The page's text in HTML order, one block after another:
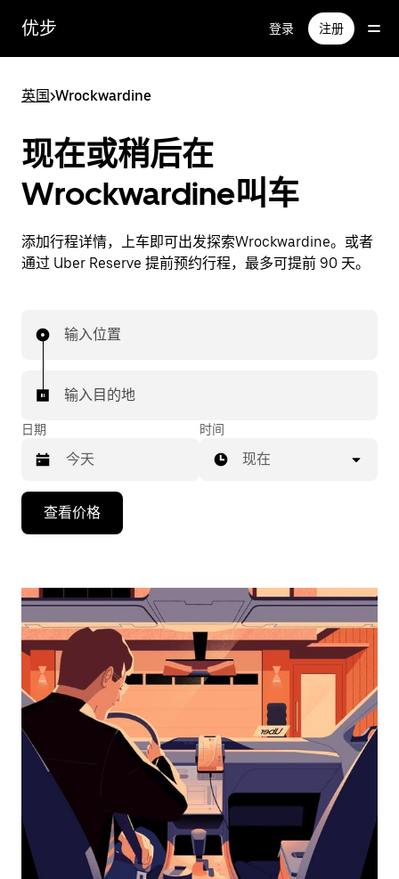
优步 登录 注册
英国>Wrockwardine
现在或稍后在
Wrockwardine叫车
添加行程详情，上车即可出发探索Wrockwardine。或者
通过 Uber Reserve 提前预约行程，最多可提前 90 天。
输入位置
输入目的地
日期
向
头
浏
日
并
期。
按
退
时间
现在
查看价格